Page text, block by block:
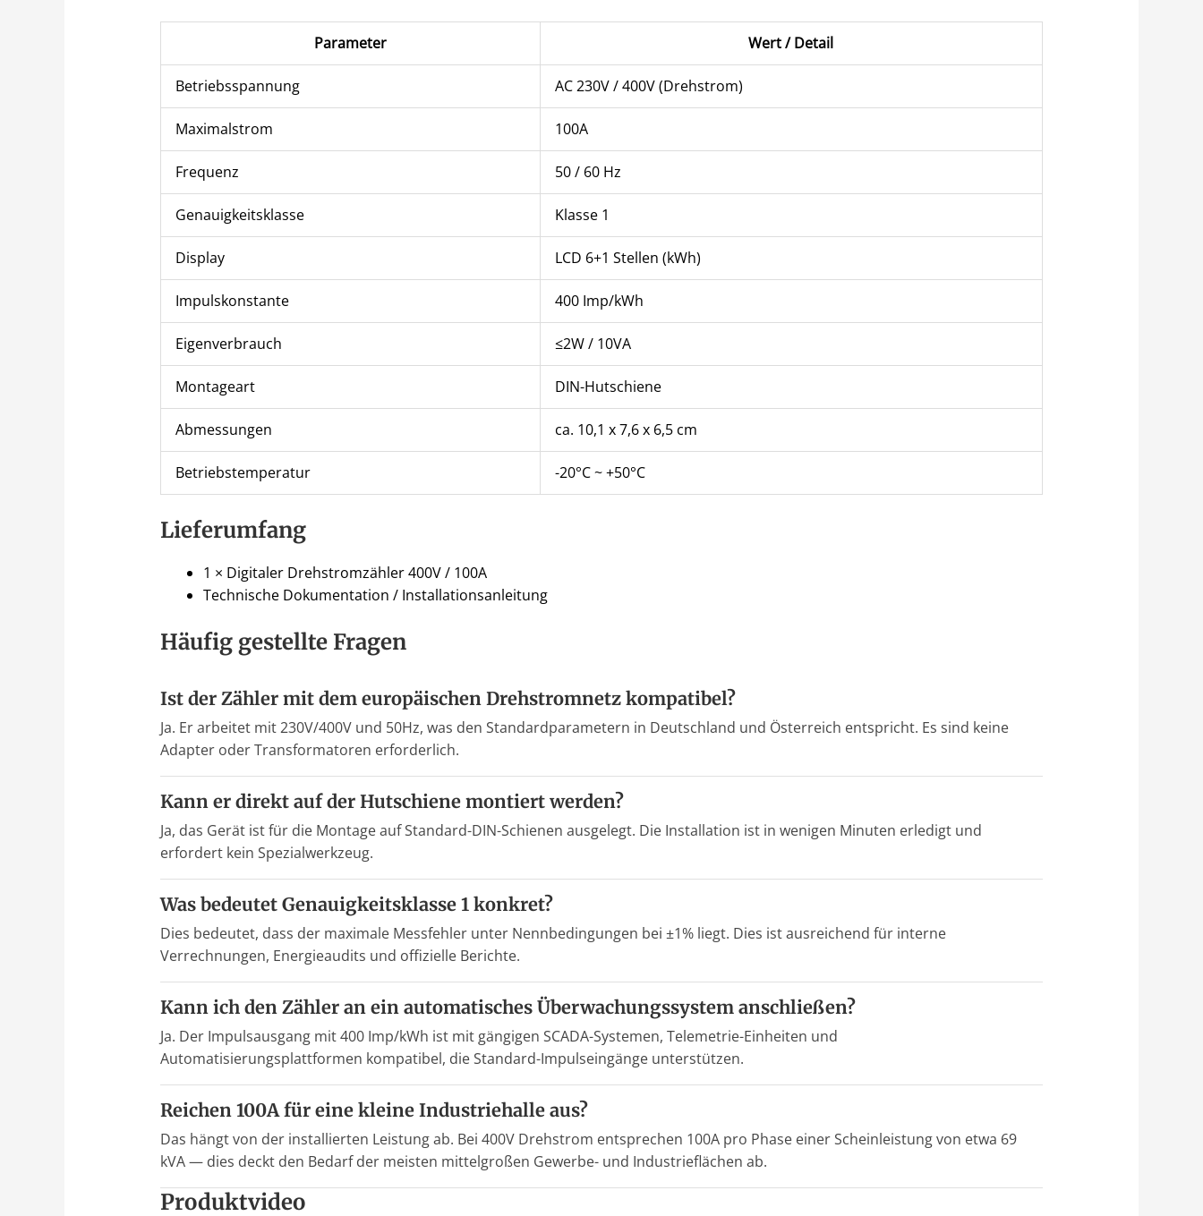
Parameter Wert / Detail
Betriebsspannung AC 230V / 400V (Drehstrom)
Maximalstrom 100A
Frequenz 50 / 60 Hz
Genauigkeitsklasse Klasse 1
Display LCD 6+1 Stellen (kWh)
Impulskonstante 400 Imp/kWh
Eigenverbrauch ≤2W / 10VA
Montageart DIN-Hutschiene
Abmessungen ca. 10,1 x 7,6 x 6,5 cm
Betriebstemperatur -20°C ~ +50°C
Lieferumfang
1 × Digitaler Drehstromzähler 400V / 100A
Technische Dokumentation / Installationsanleitung
Häufig gestellte Fragen
Ist der Zähler mit dem europäischen Drehstromnetz kompatibel?
Ja. Er arbeitet mit 230V/400V und 50Hz, was den Standardparametern in Deutschland und Österreich entspricht. Es sind keine
Adapter oder Transformatoren erforderlich.
Kann er direkt auf der Hutschiene montiert werden?
Ja, das Gerät ist für die Montage auf Standard-DIN-Schienen ausgelegt. Die Installation ist in wenigen Minuten erledigt und
erfordert kein Spezialwerkzeug.
Was bedeutet Genauigkeitsklasse 1 konkret?
Dies bedeutet, dass der maximale Messfehler unter Nennbedingungen bei ±1% liegt. Dies ist ausreichend für interne
Verrechnungen, Energieaudits und offizielle Berichte.
Kann ich den Zähler an ein automatisches Überwachungssystem anschließen?
Ja. Der Impulsausgang mit 400 Imp/kWh ist mit gängigen SCADA-Systemen, Telemetrie-Einheiten und
Automatisierungsplattformen kompatibel, die Standard-Impulseingänge unterstützen.
Reichen 100A für eine kleine Industriehalle aus?
Das hängt von der installierten Leistung ab. Bei 400V Drehstrom entsprechen 100A pro Phase einer Scheinleistung von etwa 69
kVA — dies deckt den Bedarf der meisten mittelgroßen Gewerbe- und Industrieflächen ab.
Produktvideo